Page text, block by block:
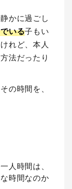
かに過ごし
いる子もい
れど、本人
法だったり
の時間を、
人時間は、
時間なのか